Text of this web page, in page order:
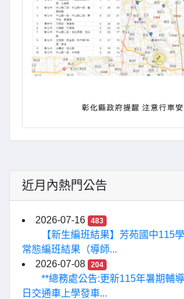
近月內熱門公告
2026-07-16 483
【新生編班結果】芳苑國中115
常態編班結果（導師...
2026-07-08
204
**總務處公告:更新115年暑期輔
日交通車上學發車...